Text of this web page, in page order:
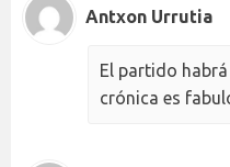
Antxon Urrutia
El partido
crónica es